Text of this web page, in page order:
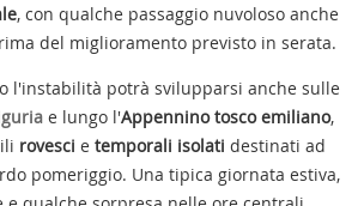
, con qualche passaggio nuvoloso anche
del miglioramento previsto in serata.
l'instabilità potrà svilupparsi anche sulle
e lungo l'Appennino tosco emiliano,
rovesci e temporali isolati destinati ad
pomeriggio. Una tipica giornata estiva,